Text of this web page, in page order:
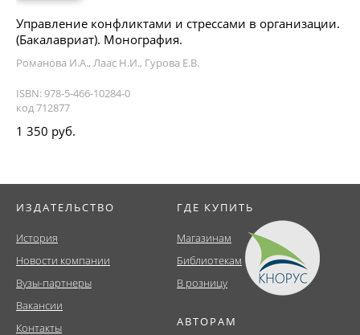
Управление конфликтами и стрессами в организации.
(Бакалавриат). Монография.
Романова И.А., Лаас Н.И., Гурова Е.В.
ISBN: 978-5-466-10284-0
код 712877
1 350 руб.
ИЗДАТЕЛЬСТВО
История
Новости компании
Вузы-партнеры
Вакансии
Контакты
ГДЕ КУПИТЬ
Магазинам
Библиотекам
В розницу
АВТОРАМ